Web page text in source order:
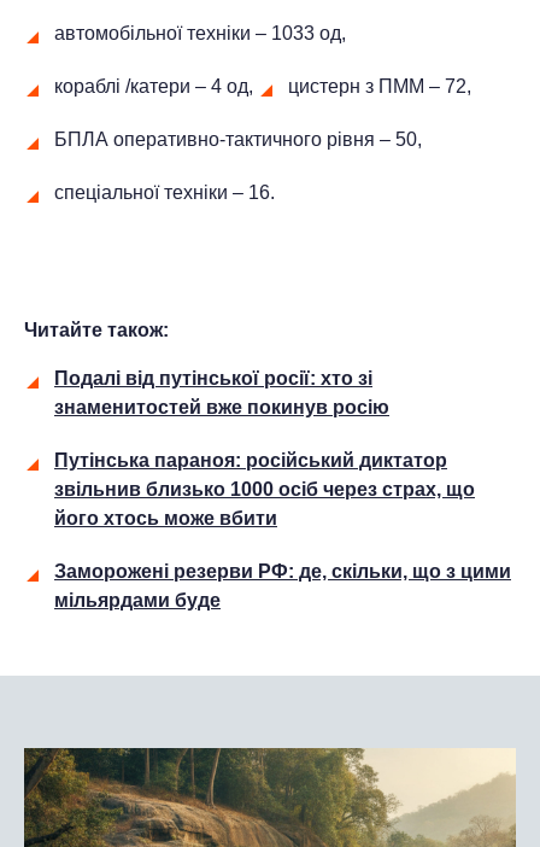
автомобільної техніки ‒ 1033 од,
кораблі /катери ‒ 4 од, цистерн з ПММ ‒ 72,
БПЛА оперативно-тактичного рівня ‒ 50,
спеціальної техніки – 16.
Читайте також:
Подалі від путінської росії: хто зі
знаменитостей вже покинув росію
Путінська параноя: російський диктатор
звільнив близько 1000 осіб через страх, що
його хтось може вбити
Заморожені резерви РФ: де, скільки, що з цими
мільярдами буде